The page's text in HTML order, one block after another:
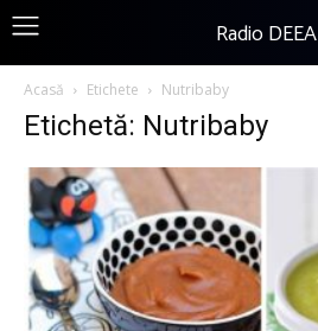
Radio DEEA
Acasă Etichete Nutribaby
Etichetă: Nutribaby